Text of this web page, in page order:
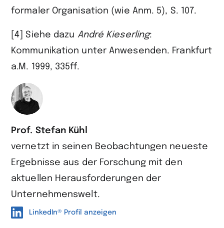
formaler Organisation (wie Anm. 5), S. 107.
[4] Siehe dazu André Kieserling:
Kommunikation unter Anwesenden. Frankfurt
a.M. 1999, 335ff.
Prof. Stefan Kühl
vernetzt in seinen Beobachtungen neueste
Ergebnisse aus der Forschung mit den
aktuellen Herausforderungen der
Unternehmenswelt.
LinkedIn® Profil anzeigen